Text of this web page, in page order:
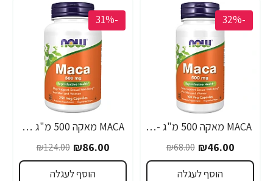
-32%
MACA מאקה 500 מ"ג - 100 כמוסות - מבית NOW FOODS
₪46.00
₪68.00
הוסף לעגלה
-31%
MACA מאקה 500 מ"ג 250 כמוסות - מבית NOW FOODS
₪86.00
₪124.00
הוסף לעגלה